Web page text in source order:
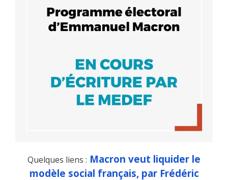
Quelques liens : Macron veut liquider le
modèle social français, par Frédéric